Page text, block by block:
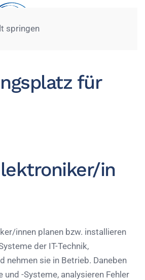
springen
für
in
innen planen bzw. installieren
der IT-Technik,
nehmen sie in Betrieb. Daneben
und -Systeme, analysieren Fehler